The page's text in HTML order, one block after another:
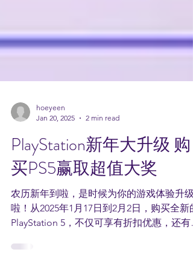
hoeyeen
Jan 20, 2025
2 min read
PlayStation新年大升级 购
买PS5赢取超值大奖
啦！从2025年1月17日到2月2日，购买全新的